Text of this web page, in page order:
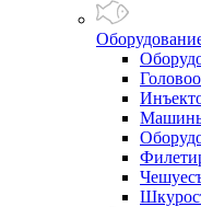
Машины